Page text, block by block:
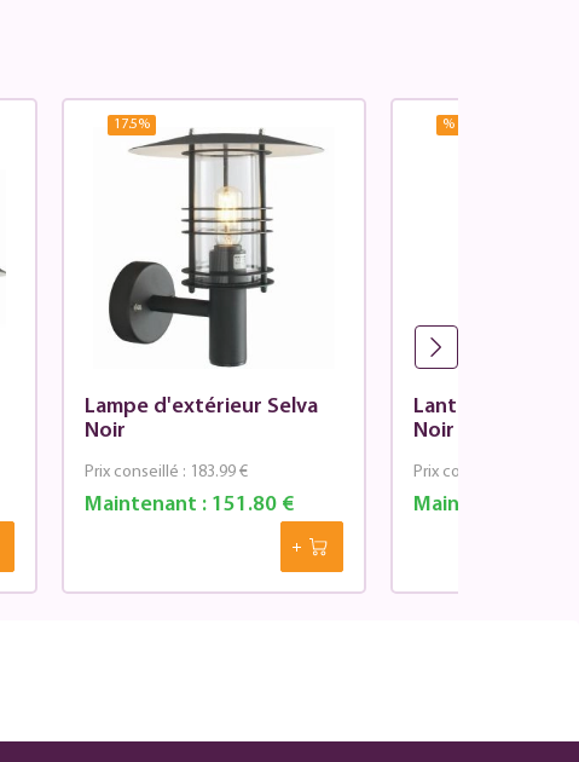
17.5%
Lampe d'extérieur Selva
Noir
Maintenant : 151.80 €
Prix conseillé : 183.99 €
%
Lanterne
Noir
Maintenant :
Prix conseillé :